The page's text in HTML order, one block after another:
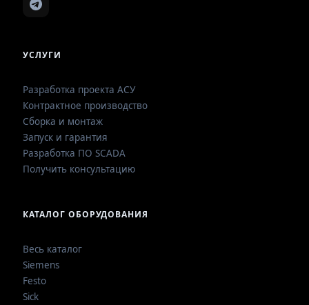
УСЛУГИ
Разработка проекта АСУ
Контрактное производство
Сборка и монтаж
Запуск и гарантия
Разработка ПО SCADA
Получить консультацию
КАТАЛОГ ОБОРУДОВАНИЯ
Весь каталог
Siemens
Festo
Sick